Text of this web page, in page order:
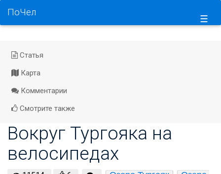
☰
ПоЧел
Статья
Карта
Комментарии
Смотрите также
Вокруг Тургояка на
велосипедах